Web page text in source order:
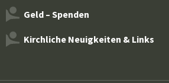
Geld – Spenden
Kirchliche Neuigkeiten & Links